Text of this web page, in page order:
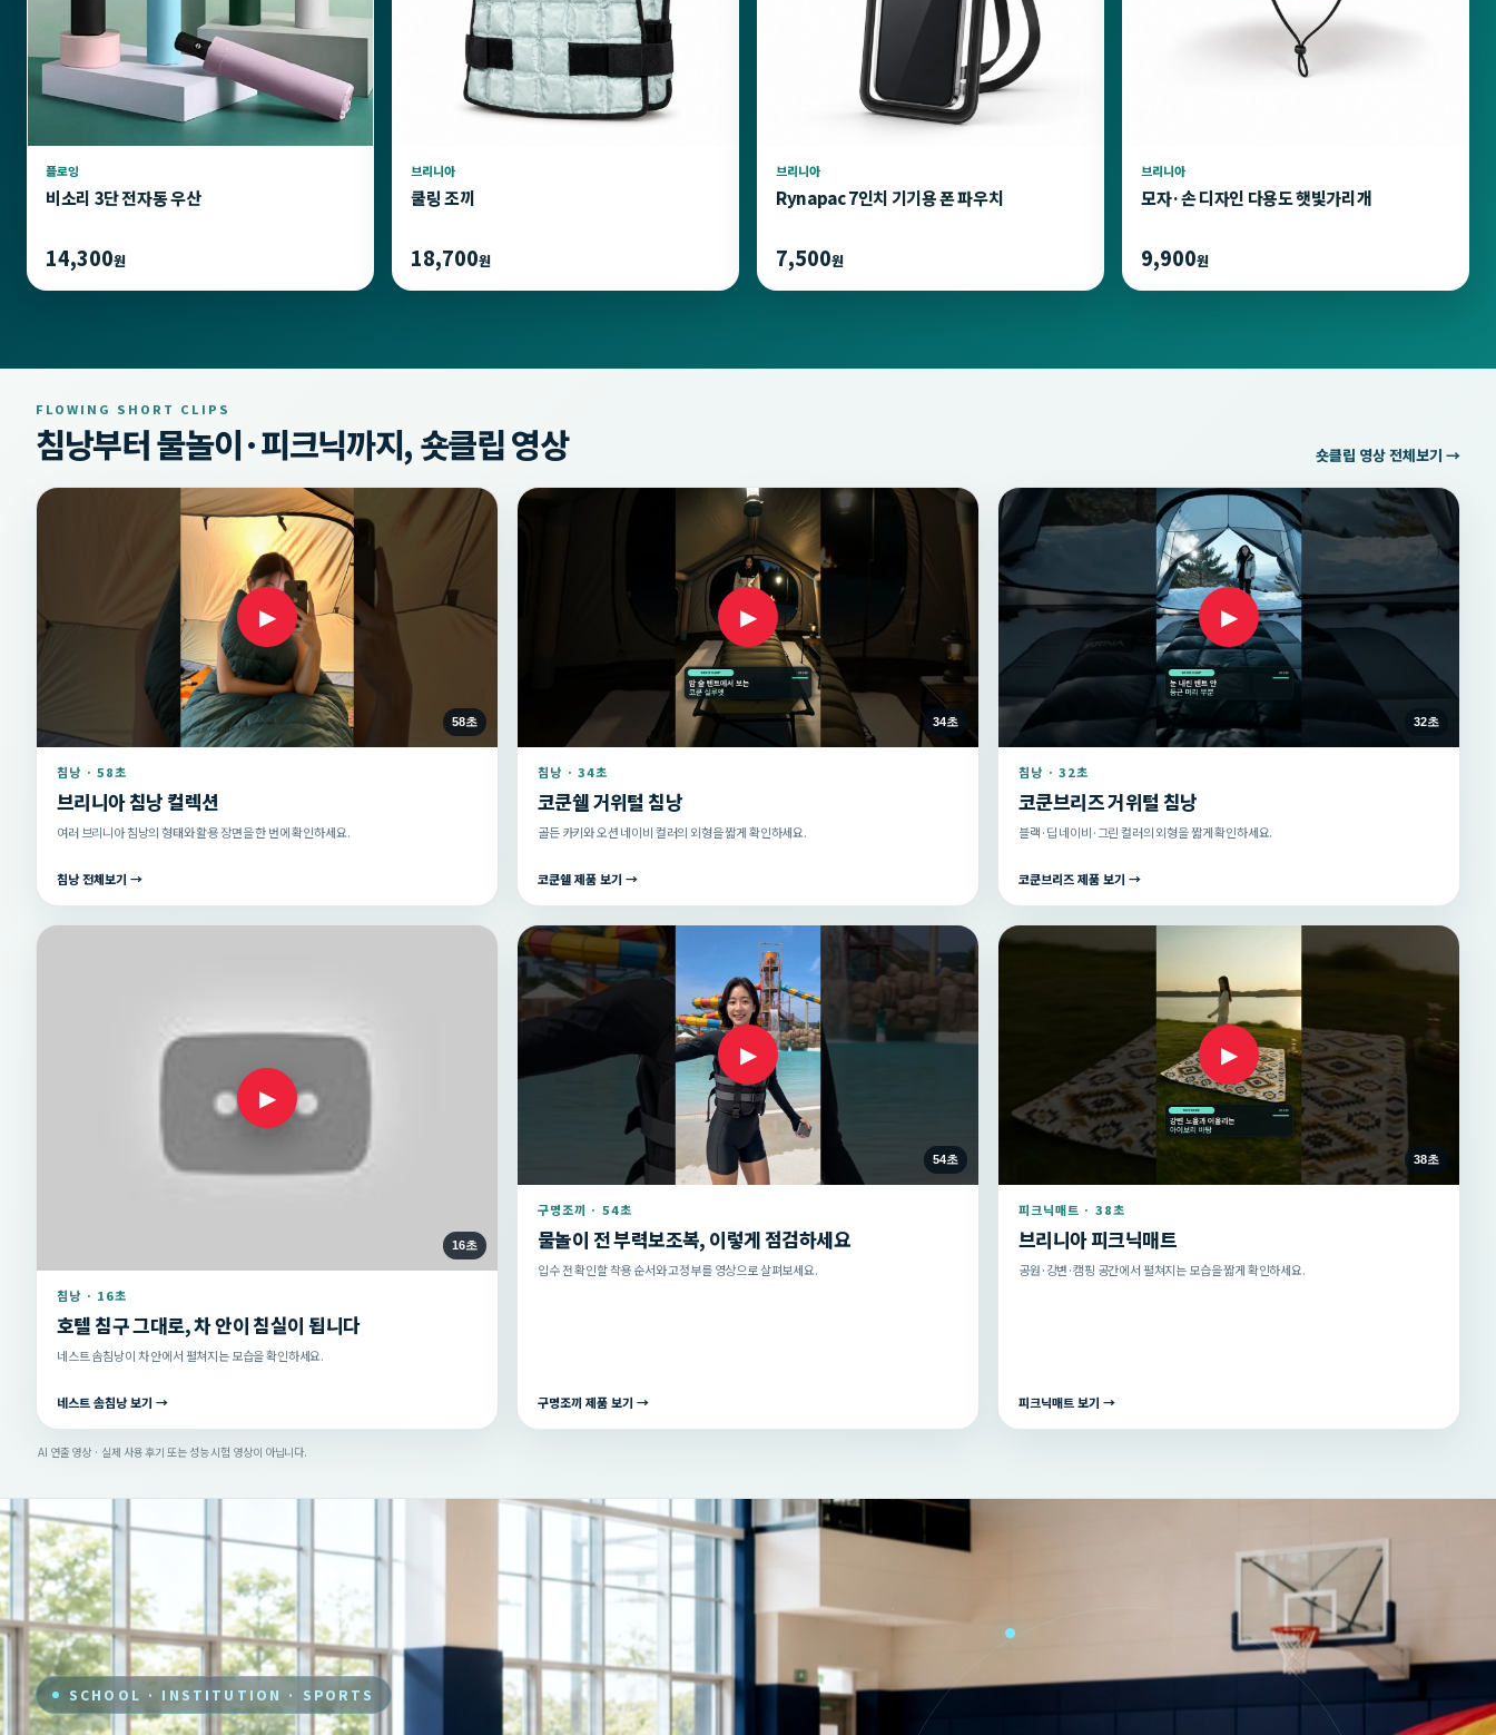
플로잉
비소리 3단 전자동 우산
14,300원
브리니아
쿨링 조끼
18,700원
브리니아
Rynapac 7인치 기기용 폰 파우치
7,500원
브리니아
모자·손 디자인 다용도 햇빛가리개
9,900원
FLOWING SHORT CLIPS
침낭부터 물놀이·피크닉까지, 숏클립 영상 숏클립 영상 전체보기 →
▶
58초
침낭 · 58초
브리니아 침낭 컬렉션
여러 브리니아 침낭의 형태와 활용 장면을 한 번에 확인하세요.
침낭 전체보기 →
▶
34초
침낭 · 34초
코쿤쉘 거위털 침낭
골든 카키와 오션 네이비 컬러의 외형을 짧게 확인하세요.
코쿤쉘 제품 보기 →
▶
32초
침낭 · 32초
코쿤브리즈 거위털 침낭
블랙·딥 네이비·그린 컬러의 외형을 짧게 확인하세요.
코쿤브리즈 제품 보기 →
▶
16초
침낭 · 16초
호텔 침구 그대로, 차 안이 침실이 됩니다
네스트 솜침낭이 차 안에서 펼쳐지는 모습을 확인하세요.
네스트 솜침낭 보기 →
▶
54초
구명조끼 · 54초
물놀이 전 부력보조복, 이렇게 점검하세요
입수 전 확인할 착용 순서와 고정부를 영상으로 살펴보세요.
구명조끼 제품 보기 →
▶
38초
피크닉매트 · 38초
브리니아 피크닉매트
공원·강변·캠핑 공간에서 펼쳐지는 모습을 짧게 확인하세요.
피크닉매트 보기 →
AI 연출 영상 · 실제 사용 후기 또는 성능 시험 영상이 아닙니다.
SCHOOL · INSTITUTION · SPORTS